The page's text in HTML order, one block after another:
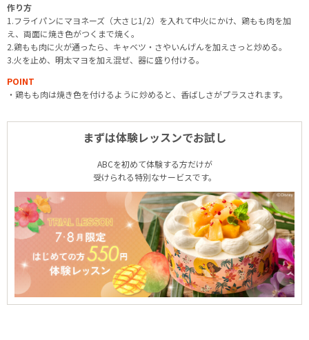
作り方
1.フライパンにマヨネーズ（大さじ1/2）を入れて中火にかけ、鶏もも肉を加
え、両面に焼き色がつくまで焼く。
2.鶏もも肉に火が通ったら、キャベツ・さやいんげんを加えさっと炒める。
3.火を止め、明太マヨを加え混ぜ、器に盛り付ける。
POINT
・鶏もも肉は焼き色を付けるように炒めると、香ばしさがプラスされます。
まずは体験レッスンでお試し
ABCを初めて体験する方だけが
受けられる特別なサービスです。